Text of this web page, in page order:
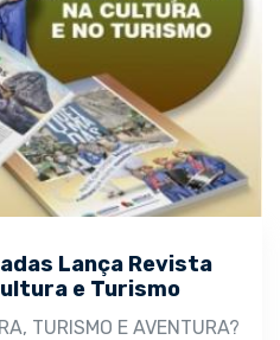
Lança Revista
e Turismo
TURISMO E AVENTURA?